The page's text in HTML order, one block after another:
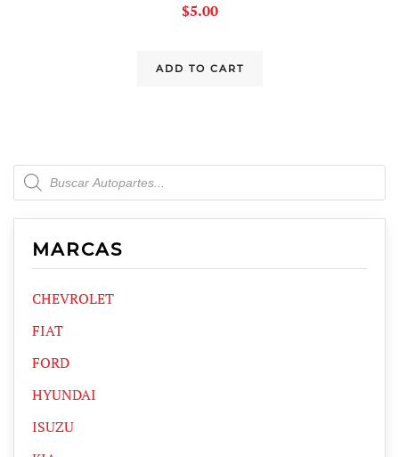
$5.00
ADD TO CART
Products
search
MARCAS
CHEVROLET
FIAT
FORD
HYUNDAI
ISUZU